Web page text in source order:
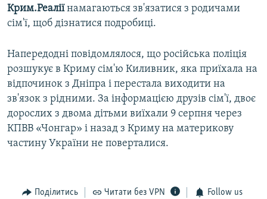
Крим.Реаліїнамагаються зв'язатися з родичами
сім'ї, щоб дізнатися подробиці.
Напередодні повідомлялося, що російська поліція
розшукує в Криму сім'ю Киливник, яка приїхала на
відпочинок з Дніпра і перестала виходити на
зв'язок з рідними. За інформацією друзів сім'ї, двоє
дорослих з двома дітьми виїхали 9 серпня через
КПВВ «Чонгар» і назад з Криму на материкову
частину України не поверталися.
Поділитись Читати без VPN Follow us